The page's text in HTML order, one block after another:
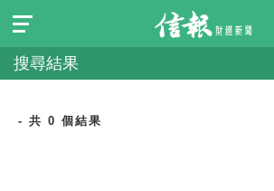
搜尋結果
- 共 0 個結果